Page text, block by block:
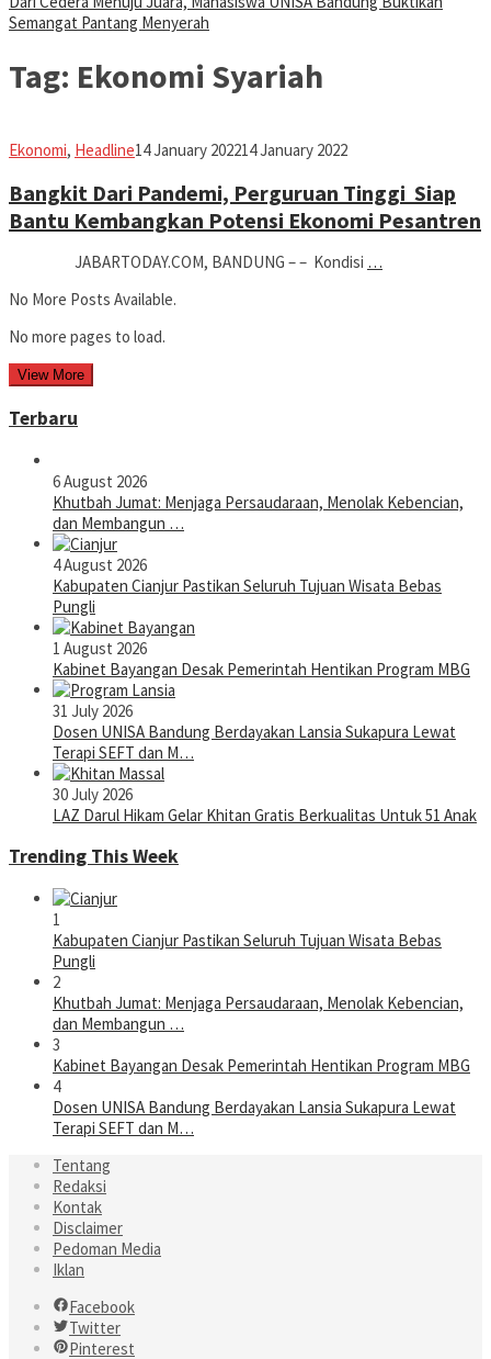
Semangat Pantang Menyerah
Tag: Ekonomi Syariah
Ekonomi, HeadlineIman
14 January 202214 January 2022
Bangkit Dari Pandemi, Perguruan Tinggi Siap
Bantu Kembangkan Potensi Ekonomi Pesantren
JABARTODAY.COM, BANDUNG – – Kondisi …
No More Posts Available.
No more pages to load.
View More
Terbaru
6 August 2026
Khutbah Jumat: Menjaga Persaudaraan, Menolak Kebencian,
dan Membangun …
4 August 2026
Kabupaten Cianjur Pastikan Seluruh Tujuan Wisata Bebas
Pungli
1 August 2026
Kabinet Bayangan Desak Pemerintah Hentikan Program MBG
31 July 2026
Dosen UNISA Bandung Berdayakan Lansia Sukapura Lewat
Terapi SEFT dan M…
30 July 2026
LAZ Darul Hikam Gelar Khitan Gratis Berkualitas Untuk 51 Anak
Trending This Week
1
Kabupaten Cianjur Pastikan Seluruh Tujuan Wisata Bebas
Pungli
2
Khutbah Jumat: Menjaga Persaudaraan, Menolak Kebencian,
dan Membangun …
3
Kabinet Bayangan Desak Pemerintah Hentikan Program MBG
4
Dosen UNISA Bandung Berdayakan Lansia Sukapura Lewat
Terapi SEFT dan M…
Tentang
Redaksi
Kontak
Disclaimer
Pedoman Media
Iklan
Facebook
Twitter
Pinterest